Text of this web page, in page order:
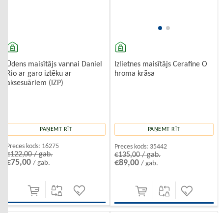
Ūdens maisītājs vannai Daniel
Rio ar garo iztēku ar
aksesuāriem (IZP)
PAŅEMT RĪT
Preces kods: 16275
€122,00 / gab.
€75,00/ gab.
Izlietnes maisītājs Cerafine O
hroma krāsa
PAŅEMT RĪT
Preces kods: 35442
€135,00 / gab.
€89,00 / gab.